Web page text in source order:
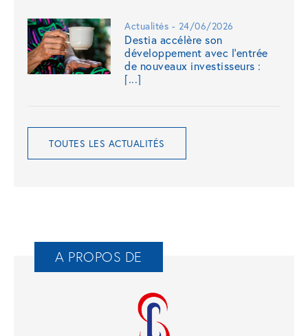
Actualités - 24/06/2026
Destia accélère son
développement avec l’entrée
de nouveaux investisseurs :
[...]
TOUTES LES ACTUALITÉS
A PROPOS DE